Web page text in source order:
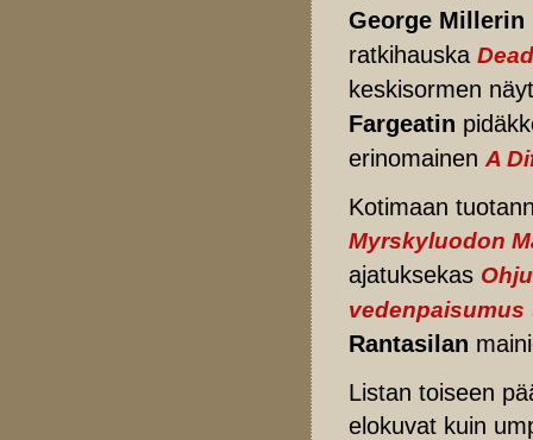
George Millerin
ratkihauska
keskisormen
Fargeatin
erinomainen A
Kotimaan
Myrskyluodon
ajatuksekas
vedenpaisumus
Rantasilan
Listan toiseen
elokuvat kuin